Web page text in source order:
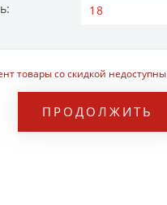
товары со скидкой недоступны
ПРОДОЛЖИТЬ